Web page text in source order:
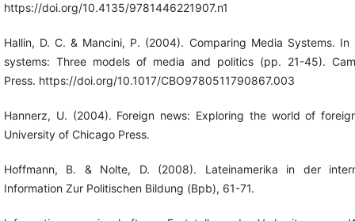
https://doi.org/10.4135/9781446221907.n1
Hallin, D. C. & Mancini, P. (2004). Comparing Media Systems. In
systems: Three models of media and politics (pp. 21-45).
Press. https://doi.org/10.1017/CBO9780511790867.003
Hannerz, U. (2004). Foreign news: Exploring the world of
University of Chicago Press.
Hoffmann, B. & Nolte, D. (2008). Lateinamerika in der
Information Zur Politischen Bildung (Bpb), 61-71.